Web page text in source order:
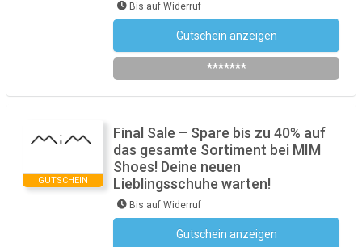
Bis auf Widerruf
Gutschein anzeigen
*******
GUTSCHEIN
Final Sale – Spare bis zu 40% auf
das gesamte Sortiment bei MIM
Shoes! Deine neuen
Lieblingsschuhe warten!
Bis auf Widerruf
Gutschein anzeigen